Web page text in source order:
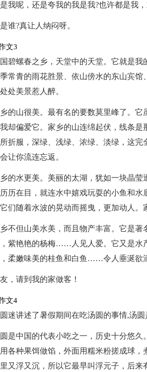
我呢，还是夸我的我是我?也许都是我，
谁?真让人纳闷呀。
文3
碧螺春之乡，天堂中的天堂。它就是
常青的雨花胜景、依山傍水的东山宾
处美景惹人醉。
的山很美。最有名的要数莫里峰了。
却偏爱它。家乡的山连绵起伏，线条
折服，深绿、浅绿、浓绿、淡绿，这
让你流连忘返。
的水更美。美丽的太湖，犹如一块晶
历在目，就连水中嬉戏玩耍的小鱼和
们随着水波的晃动而摇曳，更加动人。
不但山美水美，而且物产丰富。它是
紫艳艳的杨梅……人见人爱。它又是水
柔嫩味美的桂鱼和白鱼……令人垂涎欲
，请到我的家做客！
文4
迷讲述了暑假期间在吃汤圆的事情,汤
是中国的代表小吃之一，历史十分悠
各种果饵做馅，外面用糯米粉搓成球
又浮又沉，所以它最早叫浮元子，后